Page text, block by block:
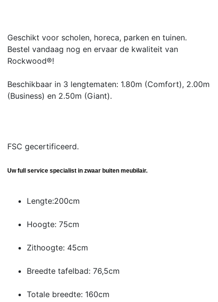
Geschikt voor scholen, horeca, parken en tuinen.
Bestel vandaag nog en ervaar de kwaliteit van
Rockwood®!
Beschikbaar in 3 lengtematen: 1.80m (Comfort), 2.00m
(Business) en 2.50m (Giant).
FSC gecertificeerd.
Uw full service specialist in zwaar buiten meubilair.
Lengte:200cm
Hoogte: 75cm
Zithoogte: 45cm
Breedte tafelbad: 76,5cm
Totale breedte: 160cm